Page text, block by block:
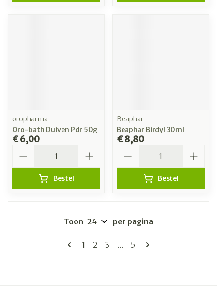
oropharma
Oro-bath Duiven Pdr 50g
€ 6,00
Bestel
Beaphar
Beaphar Birdyl 30ml
€ 8,80
Bestel
Pagina's
U lees momenteel pagina
1 Pagina
2 Pagina
3 ... Pagina
5
Toon per pagina